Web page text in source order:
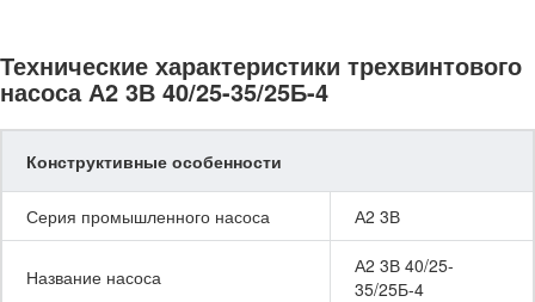
Технические характеристики трехвинтового
насоса А2 3В 40/25-35/25Б-4
Конструктивные особенности
Серия промышленного насоса А2 3В
Название насоса
А2 3В 40/25-
35/25Б-4